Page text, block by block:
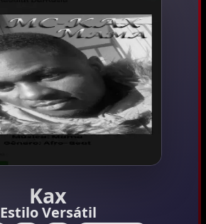
Kax
Estilo Versátil